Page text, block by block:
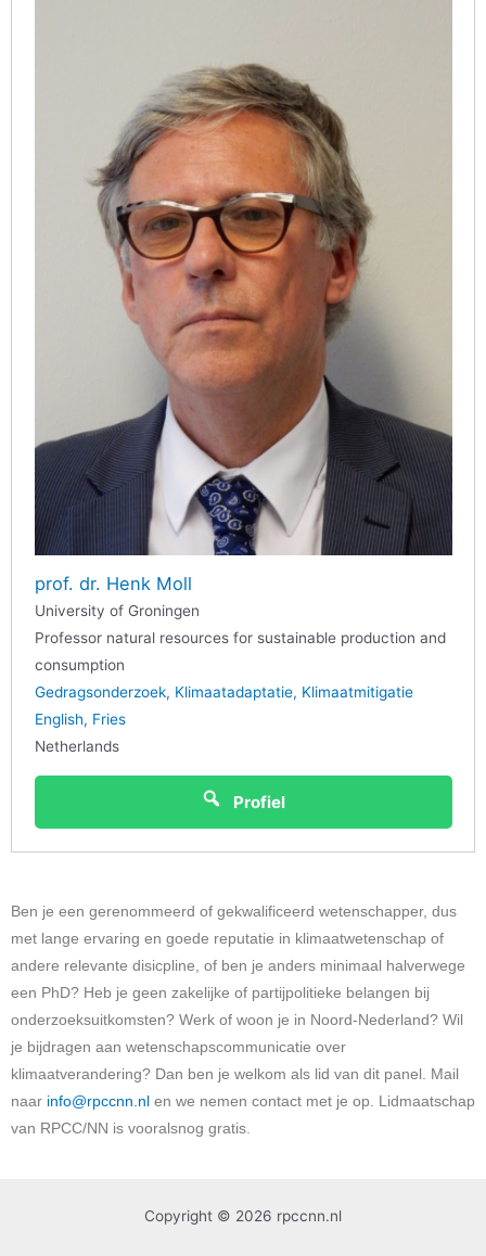
prof. dr. Henk Moll
University of Groningen
Professor natural resources for sustainable production and
consumption
Gedragsonderzoek Klimaatadaptatie Klimaatmitigatie
English
Fries
Netherlands
Profiel
Ben je een gerenommeerd of gekwalificeerd wetenschapper, dus
met lange ervaring en goede reputatie in klimaatwetenschap of
andere relevante disicpline, of ben je anders minimaal halverwege
een PhD? Heb je geen zakelijke of partijpolitieke belangen bij
onderzoeksuitkomsten? Werk of woon je in Noord-Nederland? Wil
je bijdragen aan wetenschapscommunicatie over
klimaatverandering? Dan ben je welkom als lid van dit panel. Mail
naar info@rpccnn.nl en we nemen contact met je op. Lidmaatschap
van RPCC/NN is vooralsnog gratis.
Copyright © 2026 rpccnn.nl